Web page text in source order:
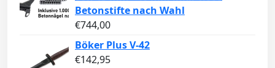
Betonstifte nach Wahl
€744,00
Böker Plus V-42
€142,95